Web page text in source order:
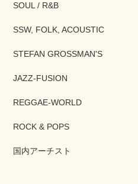
SOUL / R&B
SSW, FOLK, ACOUSTIC
STEFAN GROSSMAN'S
JAZZ-FUSION
REGGAE-WORLD
ROCK & POPS
国内アーチスト